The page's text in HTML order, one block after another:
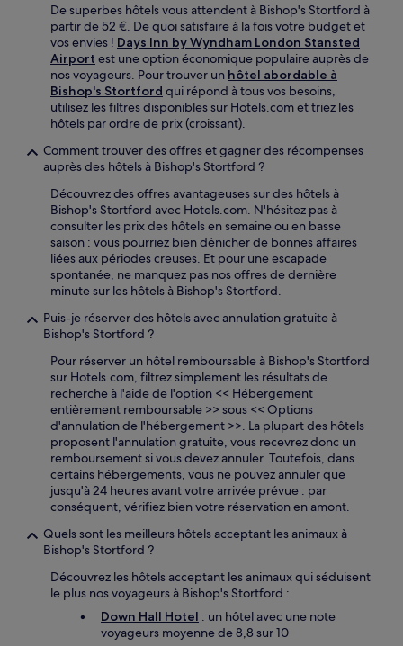
De superbes hôtels vous attendent à Bishop's Stortford à
partir de 52 €. De quoi satisfaire à la fois votre budget et
vos envies ! Days Inn by Wyndham London Stansted
Airport est une option économique populaire auprès de
nos voyageurs. Pour trouver un hôtel abordable à
Bishop's Stortford qui répond à tous vos besoins,
utilisez les filtres disponibles sur Hotels.com et triez les
hôtels par ordre de prix (croissant).
Comment trouver des offres et gagner des récompenses
auprès des hôtels à Bishop's Stortford ?
Découvrez des offres avantageuses sur des hôtels à
Bishop's Stortford avec Hotels.com. N'hésitez pas à
consulter les prix des hôtels en semaine ou en basse
saison : vous pourriez bien dénicher de bonnes affaires
liées aux périodes creuses. Et pour une escapade
spontanée, ne manquez pas nos offres de dernière
minute sur les hôtels à Bishop's Stortford.
Puis-je réserver des hôtels avec annulation gratuite à
Bishop's Stortford ?
Pour réserver un hôtel remboursable à Bishop's Stortford
sur Hotels.com, filtrez simplement les résultats de
recherche à l'aide de l'option << Hébergement
entièrement remboursable >> sous << Options
d'annulation de l'hébergement >>. La plupart des hôtels
proposent l'annulation gratuite, vous recevrez donc un
remboursement si vous devez annuler. Toutefois, dans
certains hébergements, vous ne pouvez annuler que
jusqu'à 24 heures avant votre arrivée prévue : par
conséquent, vérifiez bien votre réservation en amont.
Quels sont les meilleurs hôtels acceptant les animaux à
Bishop's Stortford ?
Découvrez les hôtels acceptant les animaux qui séduisent
le plus nos voyageurs à Bishop's Stortford :
Down Hall Hotel : un hôtel avec une note
voyageurs moyenne de 8,8 sur 10